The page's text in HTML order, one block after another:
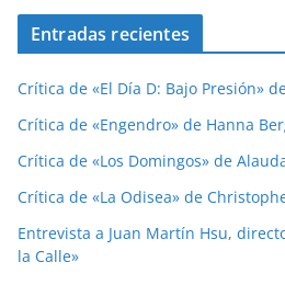
Entradas recientes
Crítica de «El Día D: Bajo Presión»
Crítica de «Engendro» de Hanna
Crítica de «Los Domingos» de
Crítica de «La Odisea» de
Entrevista a Juan Martín Hsu,
la Calle»